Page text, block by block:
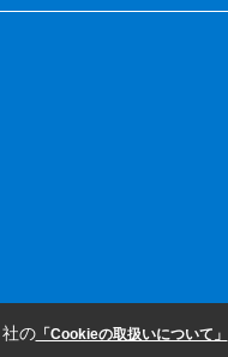
の「Cookieの取扱いについて」